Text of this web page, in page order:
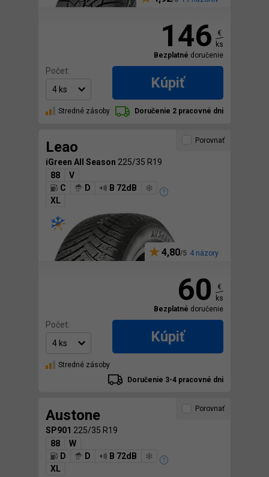
146
€
ks
Bezplatné doručenie
Počet:
Kúpiť
Stredné zásoby Doručenie 2 pracovné dni
Leao
iGreen All Season 225/35 R19
88
V
C
D
B 72dB
XL
4,80 4 názory
Porovnať
60
€
ks
Bezplatné doručenie
Počet:
Kúpiť
Stredné zásoby
Doručenie 3-4 pracovné dni
Austone
SP901 225/35 R19
88
W
D
D
B 72dB
XL
Porovnať